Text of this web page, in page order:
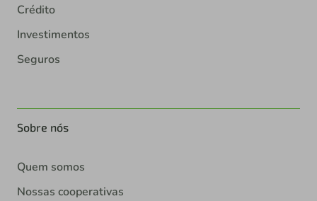
Crédito
Investimentos
Seguros
Sobre nós
Quem somos
Nossas cooperativas